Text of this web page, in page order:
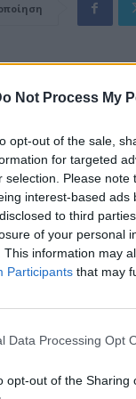
Not Process My
opt-out of the sale,
for targeted
selection. Please
interest-based
to third
of your personal
This information may
Participants that may
Data Processing Opt
opt-out of the Sharing
εργολάβος αγόρασε
Τούρκο δολοφόνο,